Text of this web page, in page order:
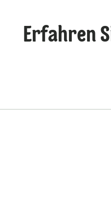
Erfahren